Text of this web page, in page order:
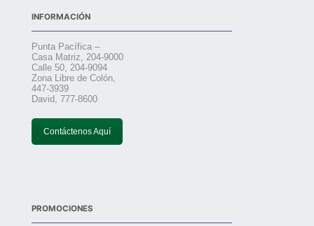
INFORMACIÓN
Punta Pacífica –
Casa Matriz, 204-9000
Calle 50, 204-9094
Zona Libre de Colón,
447-3939
David, 777-8600
Contáctenos Aquí
PROMOCIONES